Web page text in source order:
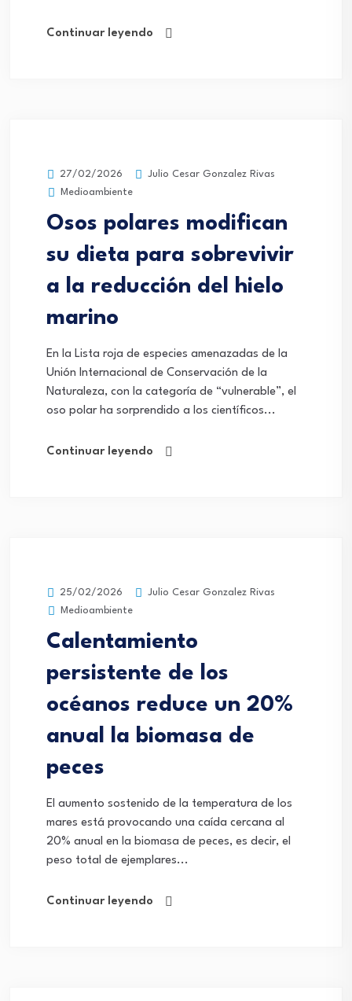
Continuar leyendo
27/02/2026
Julio Cesar Gonzalez Rivas
Medioambiente
Osos polares modifican
su dieta para sobrevivir
a la reducción del hielo
marino
En la Lista roja de especies amenazadas de la
Unión Internacional de Conservación de la
Naturaleza, con la categoría de “vulnerable”, el
oso polar ha sorprendido a los científicos...
Continuar leyendo
25/02/2026
Julio Cesar Gonzalez Rivas
Medioambiente
Calentamiento
persistente de los
océanos reduce un 20%
anual la biomasa de
peces
El aumento sostenido de la temperatura de los
mares está provocando una caída cercana al
20% anual en la biomasa de peces, es decir, el
peso total de ejemplares...
Continuar leyendo